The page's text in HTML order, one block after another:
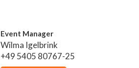
Event Manager
Wilma Igelbrink
+49 5405 80767-25